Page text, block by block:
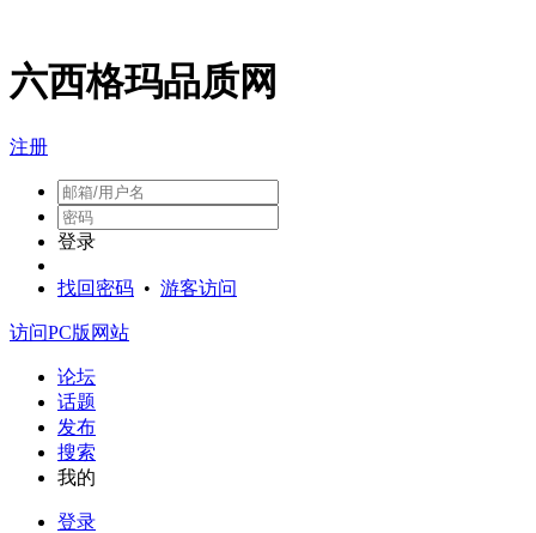
六西格玛品质网
注册
登录
找回密码 • 游客访问
访问PC版网站
论坛
话题
发布
搜索
我的
登录